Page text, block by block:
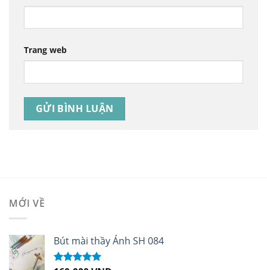
Trang web
MỚI VỀ
Bút mài thầy Ánh SH 084